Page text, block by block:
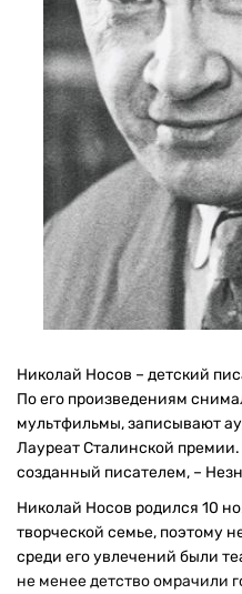
Николай Носов – детский
По его произведениям
мультфильмы, записывают
Лауреат Сталинской
созданный писателем, –
Николай Носов родился 10
творческой семье, поэтому
среди его увлечений были
не менее детство омрачили